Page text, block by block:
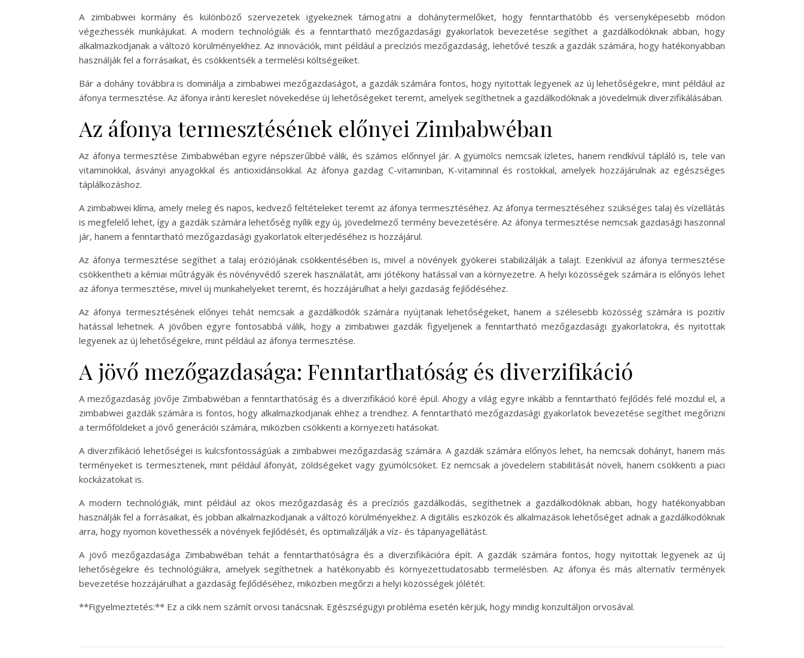
A zimbabwei kormány és különböző szervezetek igyekeznek támogatni a dohánytermelőket, hogy fenntarthatóbb és versenyképesebb módon
végezhessék munkájukat. A modern technológiák és a fenntartható mezőgazdasági gyakorlatok bevezetése segíthet a gazdálkodóknak abban, hogy
alkalmazkodjanak a változó körülményekhez. Az innovációk, mint például a precíziós mezőgazdaság, lehetővé teszik a gazdák számára, hogy hatékonyabban
használják fel a forrásaikat, és csökkentsék a termelési költségeiket.
Bár a dohány továbbra is dominálja a zimbabwei mezőgazdaságot, a gazdák számára fontos, hogy nyitottak legyenek az új lehetőségekre, mint például az
áfonya termesztése. Az áfonya iránti kereslet növekedése új lehetőségeket teremt, amelyek segíthetnek a gazdálkodóknak a jövedelmük diverzifikálásában.
Az áfonya termesztésének előnyei Zimbabwéban
Az áfonya termesztése Zimbabwéban egyre népszerűbbé válik, és számos előnnyel jár. A gyümölcs nemcsak ízletes, hanem rendkívül tápláló is, tele van
vitaminokkal, ásványi anyagokkal és antioxidánsokkal. Az áfonya gazdag C-vitaminban, K-vitaminnal és rostokkal, amelyek hozzájárulnak az egészséges
táplálkozáshoz.
A zimbabwei klíma, amely meleg és napos, kedvező feltételeket teremt az áfonya termesztéséhez. Az áfonya termesztéséhez szükséges talaj és vízellátás
is megfelelő lehet, így a gazdák számára lehetőség nyílik egy új, jövedelmező termény bevezetésére. Az áfonya termesztése nemcsak gazdasági haszonnal
jár, hanem a fenntartható mezőgazdasági gyakorlatok elterjedéséhez is hozzájárul.
Az áfonya termesztése segíthet a talaj eróziójának csökkentésében is, mivel a növények gyökerei stabilizálják a talajt. Ezenkívül az áfonya termesztése
csökkentheti a kémiai műtrágyák és növényvédő szerek használatát, ami jótékony hatással van a környezetre. A helyi közösségek számára is előnyös lehet
az áfonya termesztése, mivel új munkahelyeket teremt, és hozzájárulhat a helyi gazdaság fejlődéséhez.
Az áfonya termesztésének előnyei tehát nemcsak a gazdálkodók számára nyújtanak lehetőségeket, hanem a szélesebb közösség számára is pozitív
hatással lehetnek. A jövőben egyre fontosabbá válik, hogy a zimbabwei gazdák figyeljenek a fenntartható mezőgazdasági gyakorlatokra, és nyitottak
legyenek az új lehetőségekre, mint például az áfonya termesztése.
A jövő mezőgazdasága: Fenntarthatóság és diverzifikáció
A mezőgazdaság jövője Zimbabwéban a fenntarthatóság és a diverzifikáció köré épül. Ahogy a világ egyre inkább a fenntartható fejlődés felé mozdul el, a
zimbabwei gazdák számára is fontos, hogy alkalmazkodjanak ehhez a trendhez. A fenntartható mezőgazdasági gyakorlatok bevezetése segíthet megőrizni
a termőföldeket a jövő generációi számára, miközben csökkenti a környezeti hatásokat.
A diverzifikáció lehetőségei is kulcsfontosságúak a zimbabwei mezőgazdaság számára. A gazdák számára előnyös lehet, ha nemcsak dohányt, hanem más
terményeket is termesztenek, mint például áfonyát, zöldségeket vagy gyümölcsöket. Ez nemcsak a jövedelem stabilitását növeli, hanem csökkenti a piaci
kockázatokat is.
A modern technológiák, mint például az okos mezőgazdaság és a precíziós gazdálkodás, segíthetnek a gazdálkodóknak abban, hogy hatékonyabban
használják fel a forrásaikat, és jobban alkalmazkodjanak a változó körülményekhez. A digitális eszközök és alkalmazások lehetőséget adnak a gazdálkodóknak
arra, hogy nyomon követhessék a növények fejlődését, és optimalizálják a víz- és tápanyagellátást.
A jövő mezőgazdasága Zimbabwéban tehát a fenntarthatóságra és a diverzifikációra épít. A gazdák számára fontos, hogy nyitottak legyenek az új
lehetőségekre és technológiákra, amelyek segíthetnek a hatékonyabb és környezettudatosabb termelésben. Az áfonya és más alternatív termények
bevezetése hozzájárulhat a gazdaság fejlődéséhez, miközben megőrzi a helyi közösségek jólétét.
**Figyelmeztetés:** Ez a cikk nem számít orvosi tanácsnak. Egészségügyi probléma esetén kérjük, hogy mindig konzultáljon orvosával.